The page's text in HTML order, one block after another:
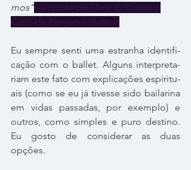
mos” — quote do filme O Curioso
Caso de Benjamin Button
Eu sem­pre senti uma estra­nha iden­ti­fi­
ca­ção com o bal­let. Alguns inter­pre­ta­
riam este fato com expli­ca­ções espi­ri­tu­
ais (como se eu já tivesse sido bai­la­rina
em vidas pas­sa­das, por exem­plo) e
outros, como sim­ples e puro des­tino.
Eu gosto de con­si­de­rar as duas
opções.